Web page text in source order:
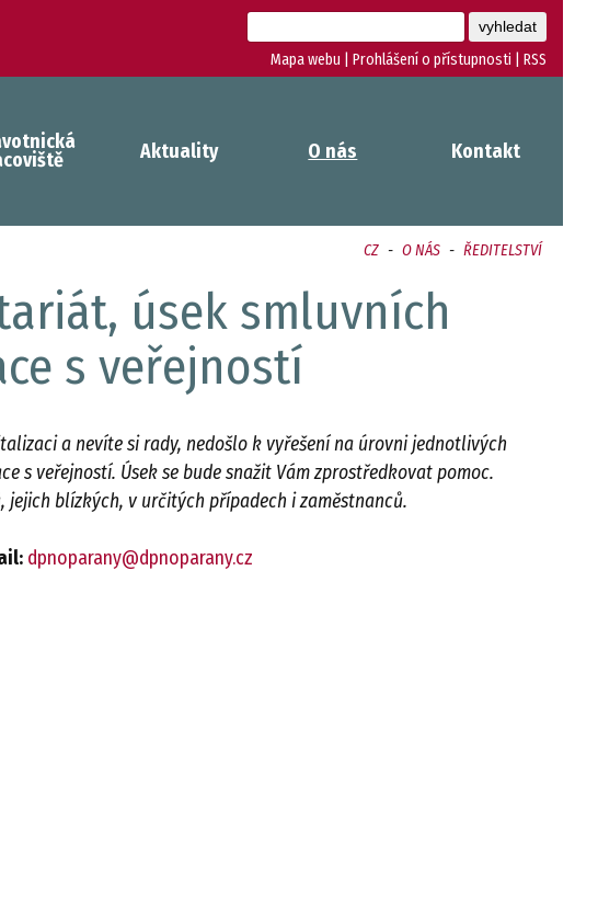
Mapa webu Prohlášení o přístupnosti RSS
Aktuality O nás Kontakt
CZ - O NÁS - ŘEDITELSTVÍ
úsek smluvních
s veřejností
a nevíte si rady, nedošlo k vyřešení na úrovni jednotlivých
s veřejností. Úsek se bude snažit Vám zprostředkovat pomoc.
blízkých, v určitých případech i zaměstnanců.
dpnoparany@dpnoparany.cz